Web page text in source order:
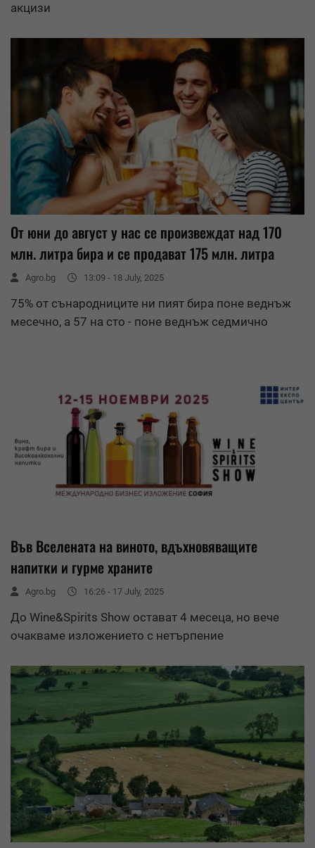
акцизи
От юни до август у нас се произвеждат над 170
млн. литра бира и се продават 175 млн. литра
Agro.bg 13:09 - 18 July, 2025
75% от сънародниците ни пият бира поне веднъж
месечно, а 57 на сто - поне веднъж седмично
Във Вселената на виното, вдъхновяващите
напитки и гурме храните
Agro.bg 16:26 - 17 July, 2025
До Wine&Spirits Show остават 4 месеца, но вече
очакваме изложението с нетърпение